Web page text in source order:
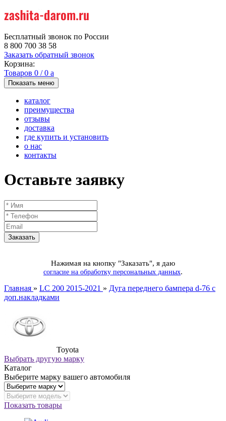
Бесплатный звонок по России
8 800 700 38 58
Заказать обратный звонок
Корзина:
Товаров 0 /0 a
Показать меню
каталог
преимущества
отзывы
доставка
где купить и установить
о нас
контакты
Оставьте заявку
Нажимая на кнопку "Заказать", я даю
согласие на обработку персональных данных.
Главная » LC 200 2015-2021 » Дуга переднего бампера d-76 с
доп.накладками
Toyota
Выбрать другую марку
Каталог
Выберите марку вашего автомобиля
Показать товары